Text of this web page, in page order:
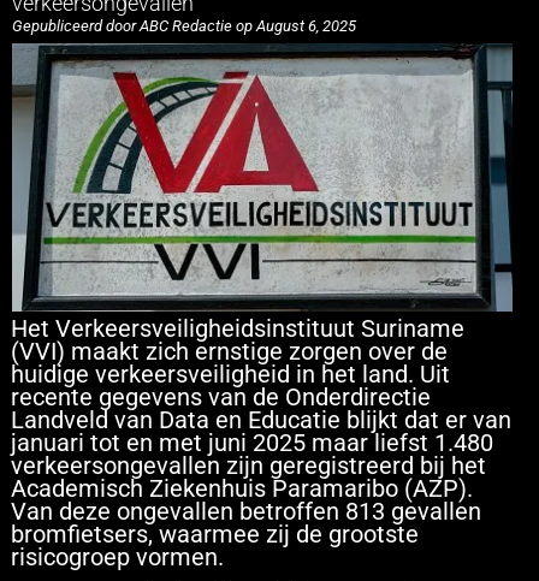
Gepubliceerd door ABC Redactie op August 6, 2025
Het Verkeersveiligheidsinstituut Suriname
(VVI) maakt zich ernstige zorgen over de
huidige verkeersveiligheid in het land. Uit
recente gegevens van de Onderdirectie
Landveld van Data en Educatie blijkt dat er van
januari tot en met juni 2025 maar liefst 1.480
verkeersongevallen zijn geregistreerd bij het
Academisch Ziekenhuis Paramaribo (AZP).
Van deze ongevallen betroffen 813 gevallen
bromfietsers, waarmee zij de grootste
risicogroep vormen.